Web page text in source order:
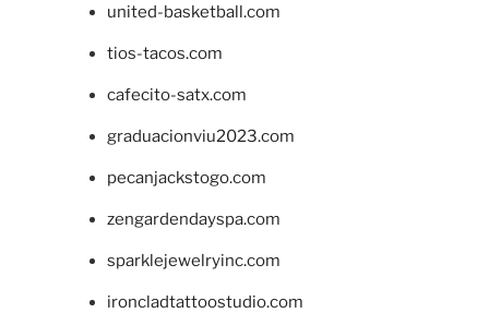
united-basketball.com
tios-tacos.com
cafecito-satx.com
graduacionviu2023.com
pecanjackstogo.com
zengardendayspa.com
sparklejewelryinc.com
ironcladtattoostudio.com